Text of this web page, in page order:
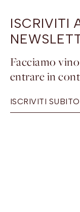
ISCRIVITI
Facciamo
entrare in
ISCRIVITI SUBITO